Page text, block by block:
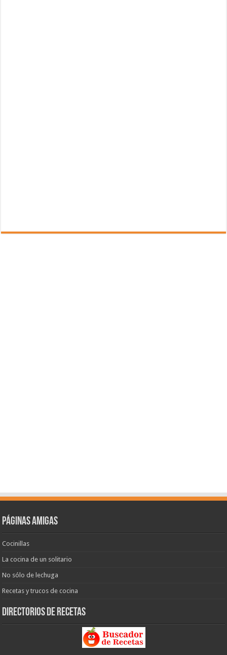
Páginas amigas
Cocinillas
La cocina de un solitario
No sólo de lechuga
Recetas y trucos de cocina
Directorios de recetas